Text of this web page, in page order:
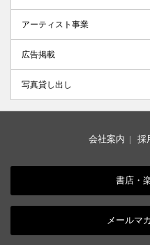
アーティスト事業
広告掲載
写真貸し出し
会社案内 | 採
書店・
メールマ